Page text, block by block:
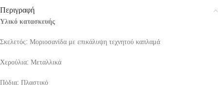
Περιγραφή
Υλικό κατασκευής
Σκελετός: Μοριοσανίδα με επικάλυψη τεχνητού καπλαμά
Χερούλια: Μεταλλικά
Πόδια: Πλαστικό